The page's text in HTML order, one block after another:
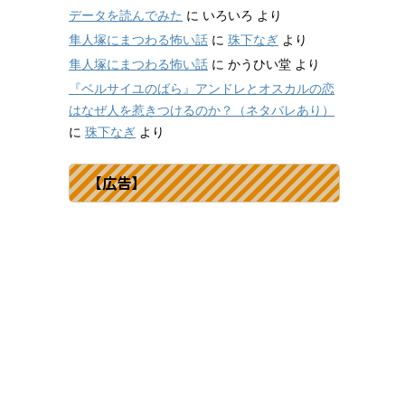
データを読んでみた に いろいろ より
隼人塚にまつわる怖い話 に 珠下なぎ より
隼人塚にまつわる怖い話 に かうひい堂 より
『ベルサイユのばら』アンドレとオスカルの恋
はなぜ人を惹きつけるのか？（ネタバレあり）
に 珠下なぎ より
【広告】